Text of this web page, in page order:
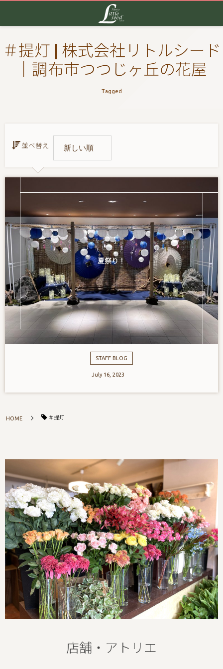
＃提灯 | 株式会社リトルシード
｜調布市つつじヶ丘の花屋
Tagged
並べ替え
夏祭り！
STAFF BLOG
July 16, 2023
HOME ＃提灯
店舗・アトリエ